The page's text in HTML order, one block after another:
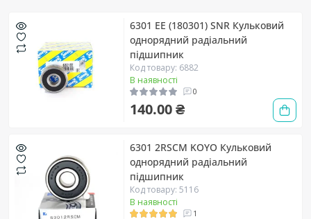
6301 EE (180301) SNR Кульковий
однорядний радіальний
підшипник
Код товару: 6882
В наявності
0
140.00 ₴
6301 2RSCM KOYO Кульковий
однорядний радіальний
підшипник
Код товару: 5116
В наявності
1